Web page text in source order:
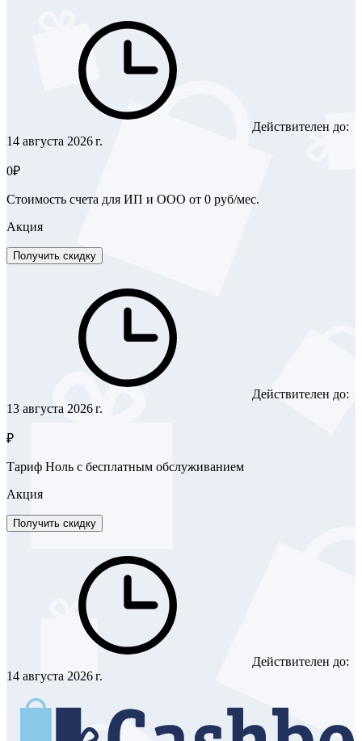
Действителен до:
14 августа 2026 г.
0₽
Стоимость счета для ИП и ООО от 0 руб/мес.
Акция
Получить скидку
Действителен до:
13 августа 2026 г.
₽
Тариф Ноль с бесплатным обслуживанием
Акция
Получить скидку
Действителен до:
14 августа 2026 г.